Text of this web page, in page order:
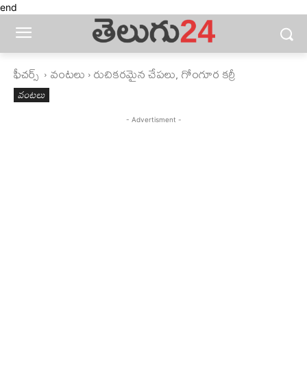
end
ఫీచ‌ర్స్ ‌ వంటలు రుచికరమైన చేపలు, గోంగూర కర్రీ
వంటలు
- Advertisment -